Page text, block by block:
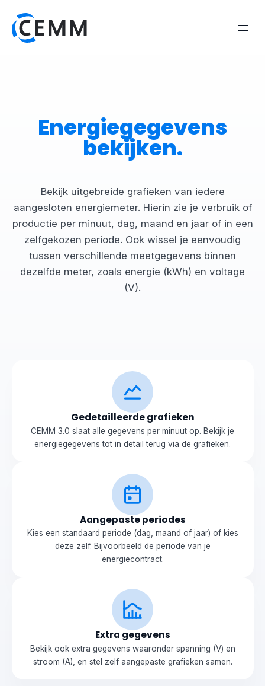
Energiegegevens
bekijken.
Bekijk uitgebreide grafieken van iedere
aangesloten energiemeter. Hierin zie je verbruik of
productie per minuut, dag, maand en jaar of in een
zelfgekozen periode. Ook wissel je eenvoudig
tussen verschillende meetgegevens binnen
dezelfde meter, zoals energie (kWh) en voltage
(V).
Gedetailleerde grafieken
CEMM 3.0 slaat alle gegevens per minuut op. Bekijk je
energiegegevens tot in detail terug via de grafieken.
Aangepaste periodes
Kies een standaard periode (dag, maand of jaar) of kies
deze zelf. Bijvoorbeeld de periode van je
energiecontract.
Extra gegevens
Bekijk ook extra gegevens waaronder spanning (V) en
stroom (A), en stel zelf aangepaste grafieken samen.